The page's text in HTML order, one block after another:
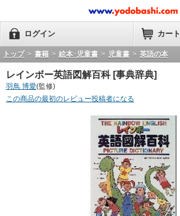
ログイン カート
トップ > 書籍 > 絵本･児童書 > 児童書 > 英語の本
レインボー英語図解百科 [事典辞典]
羽鳥 博愛(監修)
この商品の最初のレビュー投稿者になる